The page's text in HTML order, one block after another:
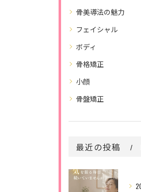
骨美導法の魅力
フェイシャル
ボディ
骨格矯正
小顔
骨盤矯正
最近の投稿